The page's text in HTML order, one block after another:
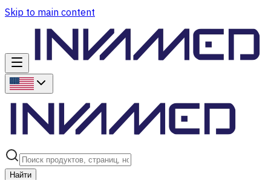
Skip to main content
Найти